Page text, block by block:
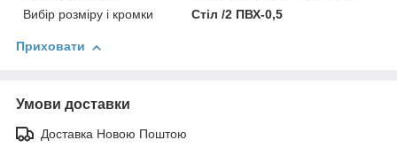
Вибір розміру і кромки
Стіл /2 ПВХ-0,5
Приховати
Умови доставки
Доставка Новою Поштою